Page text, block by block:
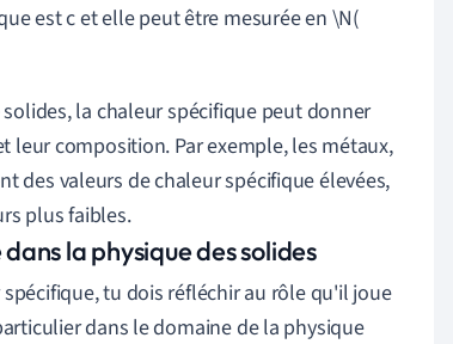
est c et elle peut être mesurée en \N(
la chaleur spécifique peut donner
leur composition. Par exemple, les métaux,
des valeurs de chaleur spécifique élevées,
plus faibles.
la physique des solides
tu dois réfléchir au rôle qu'il joue
dans le domaine de la physique